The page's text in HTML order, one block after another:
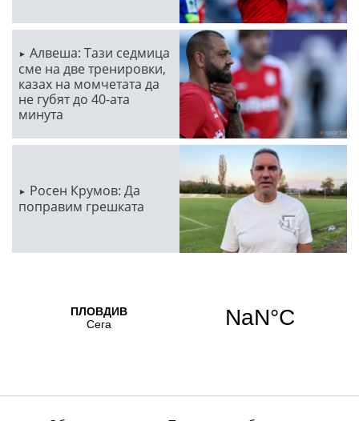
Алвеша: Тази седмица
сме на две тренировки,
казах на момчетата да
не губят до 40-ата
минута
Росен Крумов: Да
поправим грешката